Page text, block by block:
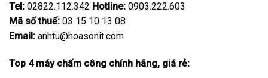
Tel: 02822.112.342 Hotline: 0903.222.603
Mã số thuế: 03 15 10 13 08
Email: anhtu@hoasonit.com
Top 4máy chấm công chính hãng, giá rẻ: